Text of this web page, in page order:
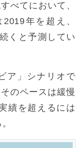
べてにおいて、
年を超え、
くと予測してい
ア」シナリオで
のペースは緩慢
績を超えるには